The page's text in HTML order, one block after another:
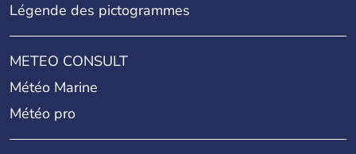
Légende des pictogrammes
METEO CONSULT
Météo Marine
Météo pro